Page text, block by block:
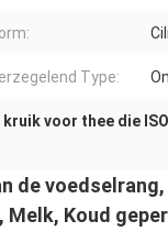
Type:
voor thee die
de
Koud